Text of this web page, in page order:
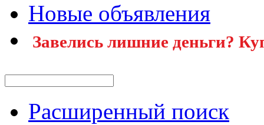
Новые объявления
Завелись лишние деньги?
Расширенный поиск